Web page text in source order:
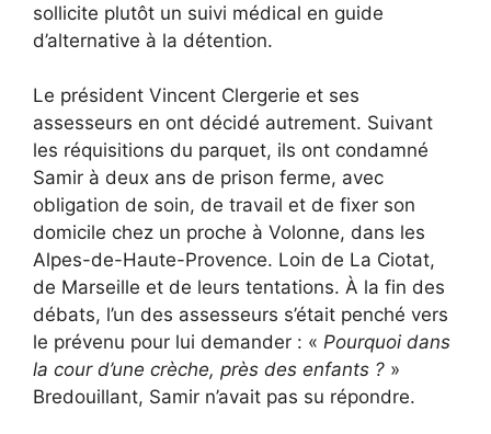
sollicite plutôt un suivi médical en guide
d’alternative à la détention.
Le président Vincent Clergerie et ses
assesseurs en ont décidé autrement. Suivant
les réquisitions du parquet, ils ont condamné
Samir à deux ans de prison ferme, avec
obligation de soin, de travail et de fixer son
domicile chez un proche à Volonne, dans les
Alpes-de-Haute-Provence. Loin de La Ciotat,
de Marseille et de leurs tentations. À la fin des
débats, l’un des assesseurs s’était penché vers
le prévenu pour lui demander : « Pourquoi dans
la cour d’une crèche, près des enfants ? »
Bredouillant, Samir n’avait pas su répondre.